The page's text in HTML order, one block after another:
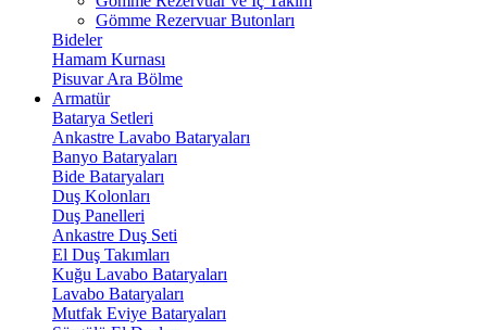
Gömme Rezervuar Butonları
Bideler
Hamam Kurnası
Pisuvar Ara Bölme
Armatür
Batarya Setleri
Ankastre Lavabo Bataryaları
Banyo Bataryaları
Bide Bataryaları
Duş Kolonları
Duş Panelleri
Ankastre Duş Seti
El Duş Takımları
Kuğu Lavabo Bataryaları
Lavabo Bataryaları
Mutfak Eviye Bataryaları